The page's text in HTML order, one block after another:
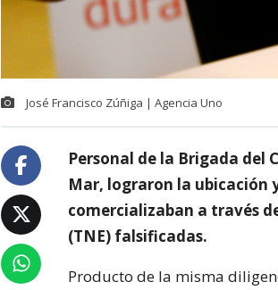
José Francisco Zúñiga | Agencia Uno
Personal de la Brigada del
Mar, lograron la ubicación
comercializaban a través
(TNE) falsificadas.
Producto de la misma